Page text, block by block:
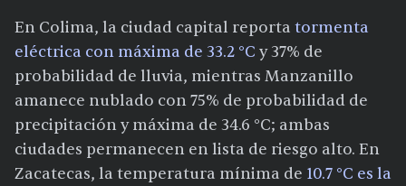
En Colima, la ciudad capital reporta tormenta
eléctrica con máxima de 33.2 °C y 37% de
probabilidad de lluvia, mientras Manzanillo
amanece nublado con 75% de probabilidad de
precipitación y máxima de 34.6 °C; ambas
ciudades permanecen en lista de riesgo alto. En
Zacatecas, la temperatura mínima de 10.7 °C es la